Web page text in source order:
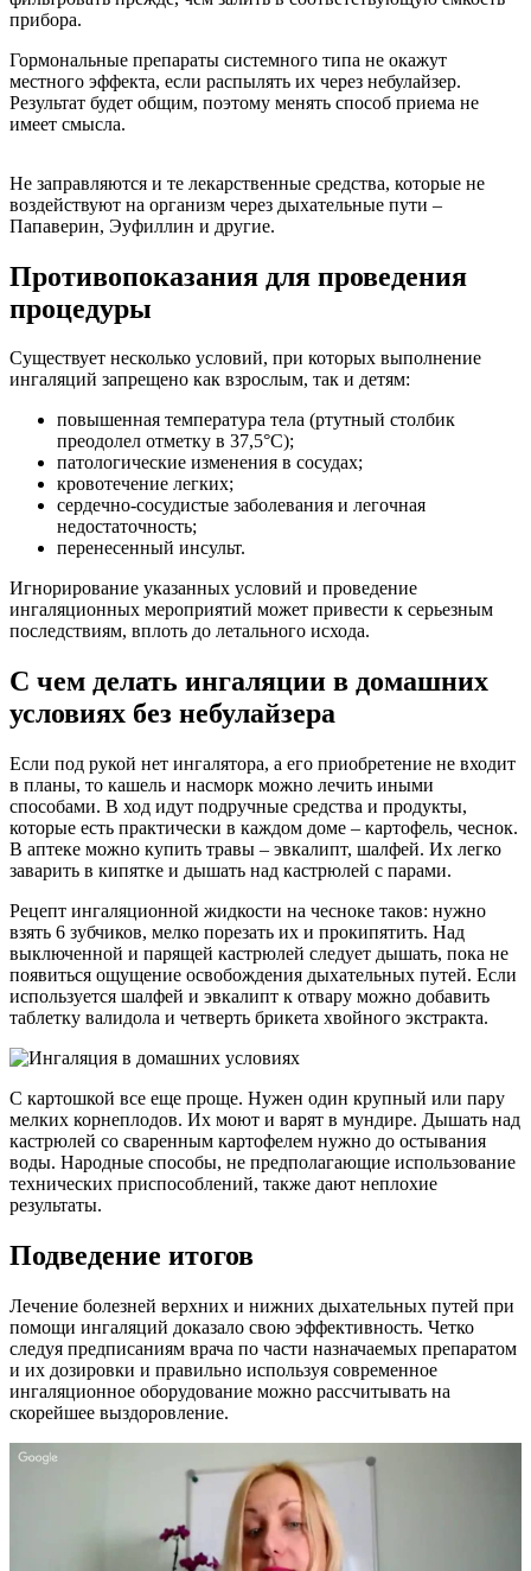
прибора.
Гормональные препараты системного типа не окажут
местного эффекта, если распылять их через небулайзер.
Результат будет общим, поэтому менять способ приема не
имеет смысла.
Не заправляются и те лекарственные средства, которые не
воздействуют на организм через дыхательные пути –
Папаверин, Эуфиллин и другие.
Противопоказания для проведения
процедуры
Существует несколько условий, при которых выполнение
ингаляций запрещено как взрослым, так и детям:
повышенная температура тела (ртутный столбик
преодолел отметку в 37,5°C);
патологические изменения в сосудах;
кровотечение легких;
сердечно-сосудистые заболевания и легочная
недостаточность;
перенесенный инсульт.
Игнорирование указанных условий и проведение
ингаляционных мероприятий может привести к серьезным
последствиям, вплоть до летального исхода.
С чем делать ингаляции в домашних
условиях без небулайзера
Если под рукой нет ингалятора, а его приобретение не входит
в планы, то кашель и насморк можно лечить иными
способами. В ход идут подручные средства и продукты,
которые есть практически в каждом доме – картофель, чеснок.
В аптеке можно купить травы – эвкалипт, шалфей. Их легко
заварить в кипятке и дышать над кастрюлей с парами.
Рецепт ингаляционной жидкости на чесноке таков: нужно
взять 6 зубчиков, мелко порезать их и прокипятить. Над
выключенной и парящей кастрюлей следует дышать, пока не
появиться ощущение освобождения дыхательных путей. Если
используется шалфей и эвкалипт к отвару можно добавить
таблетку валидола и четверть брикета хвойного экстракта.
С картошкой все еще проще. Нужен один крупный или пару
мелких корнеплодов. Их моют и варят в мундире. Дышать над
кастрюлей со сваренным картофелем нужно до остывания
воды. Народные способы, не предполагающие использование
технических приспособлений, также дают неплохие
результаты.
Подведение итогов
Лечение болезней верхних и нижних дыхательных путей при
помощи ингаляций доказало свою эффективность. Четко
следуя предписаниям врача по части назначаемых препаратом
и их дозировки и правильно используя современное
ингаляционное оборудование можно рассчитывать на
скорейшее выздоровление.